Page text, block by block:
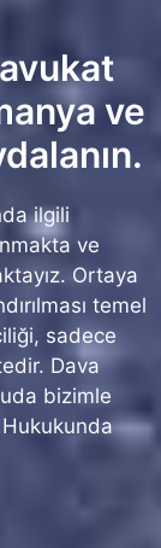
ve
ilgili
ve
Ortaya
temel
sadece
Dava
bizimle